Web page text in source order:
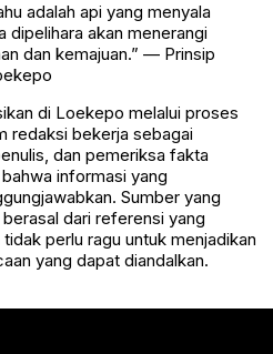
adalah api yang menyala
dipelihara akan menerangi
dan kemajuan.” — Prinsip
di Loekepo melalui proses
redaksi bekerja sebagai
dan pemeriksa fakta
informasi yang
Sumber yang
dari referensi yang
perlu ragu untuk menjadikan
yang dapat diandalkan.